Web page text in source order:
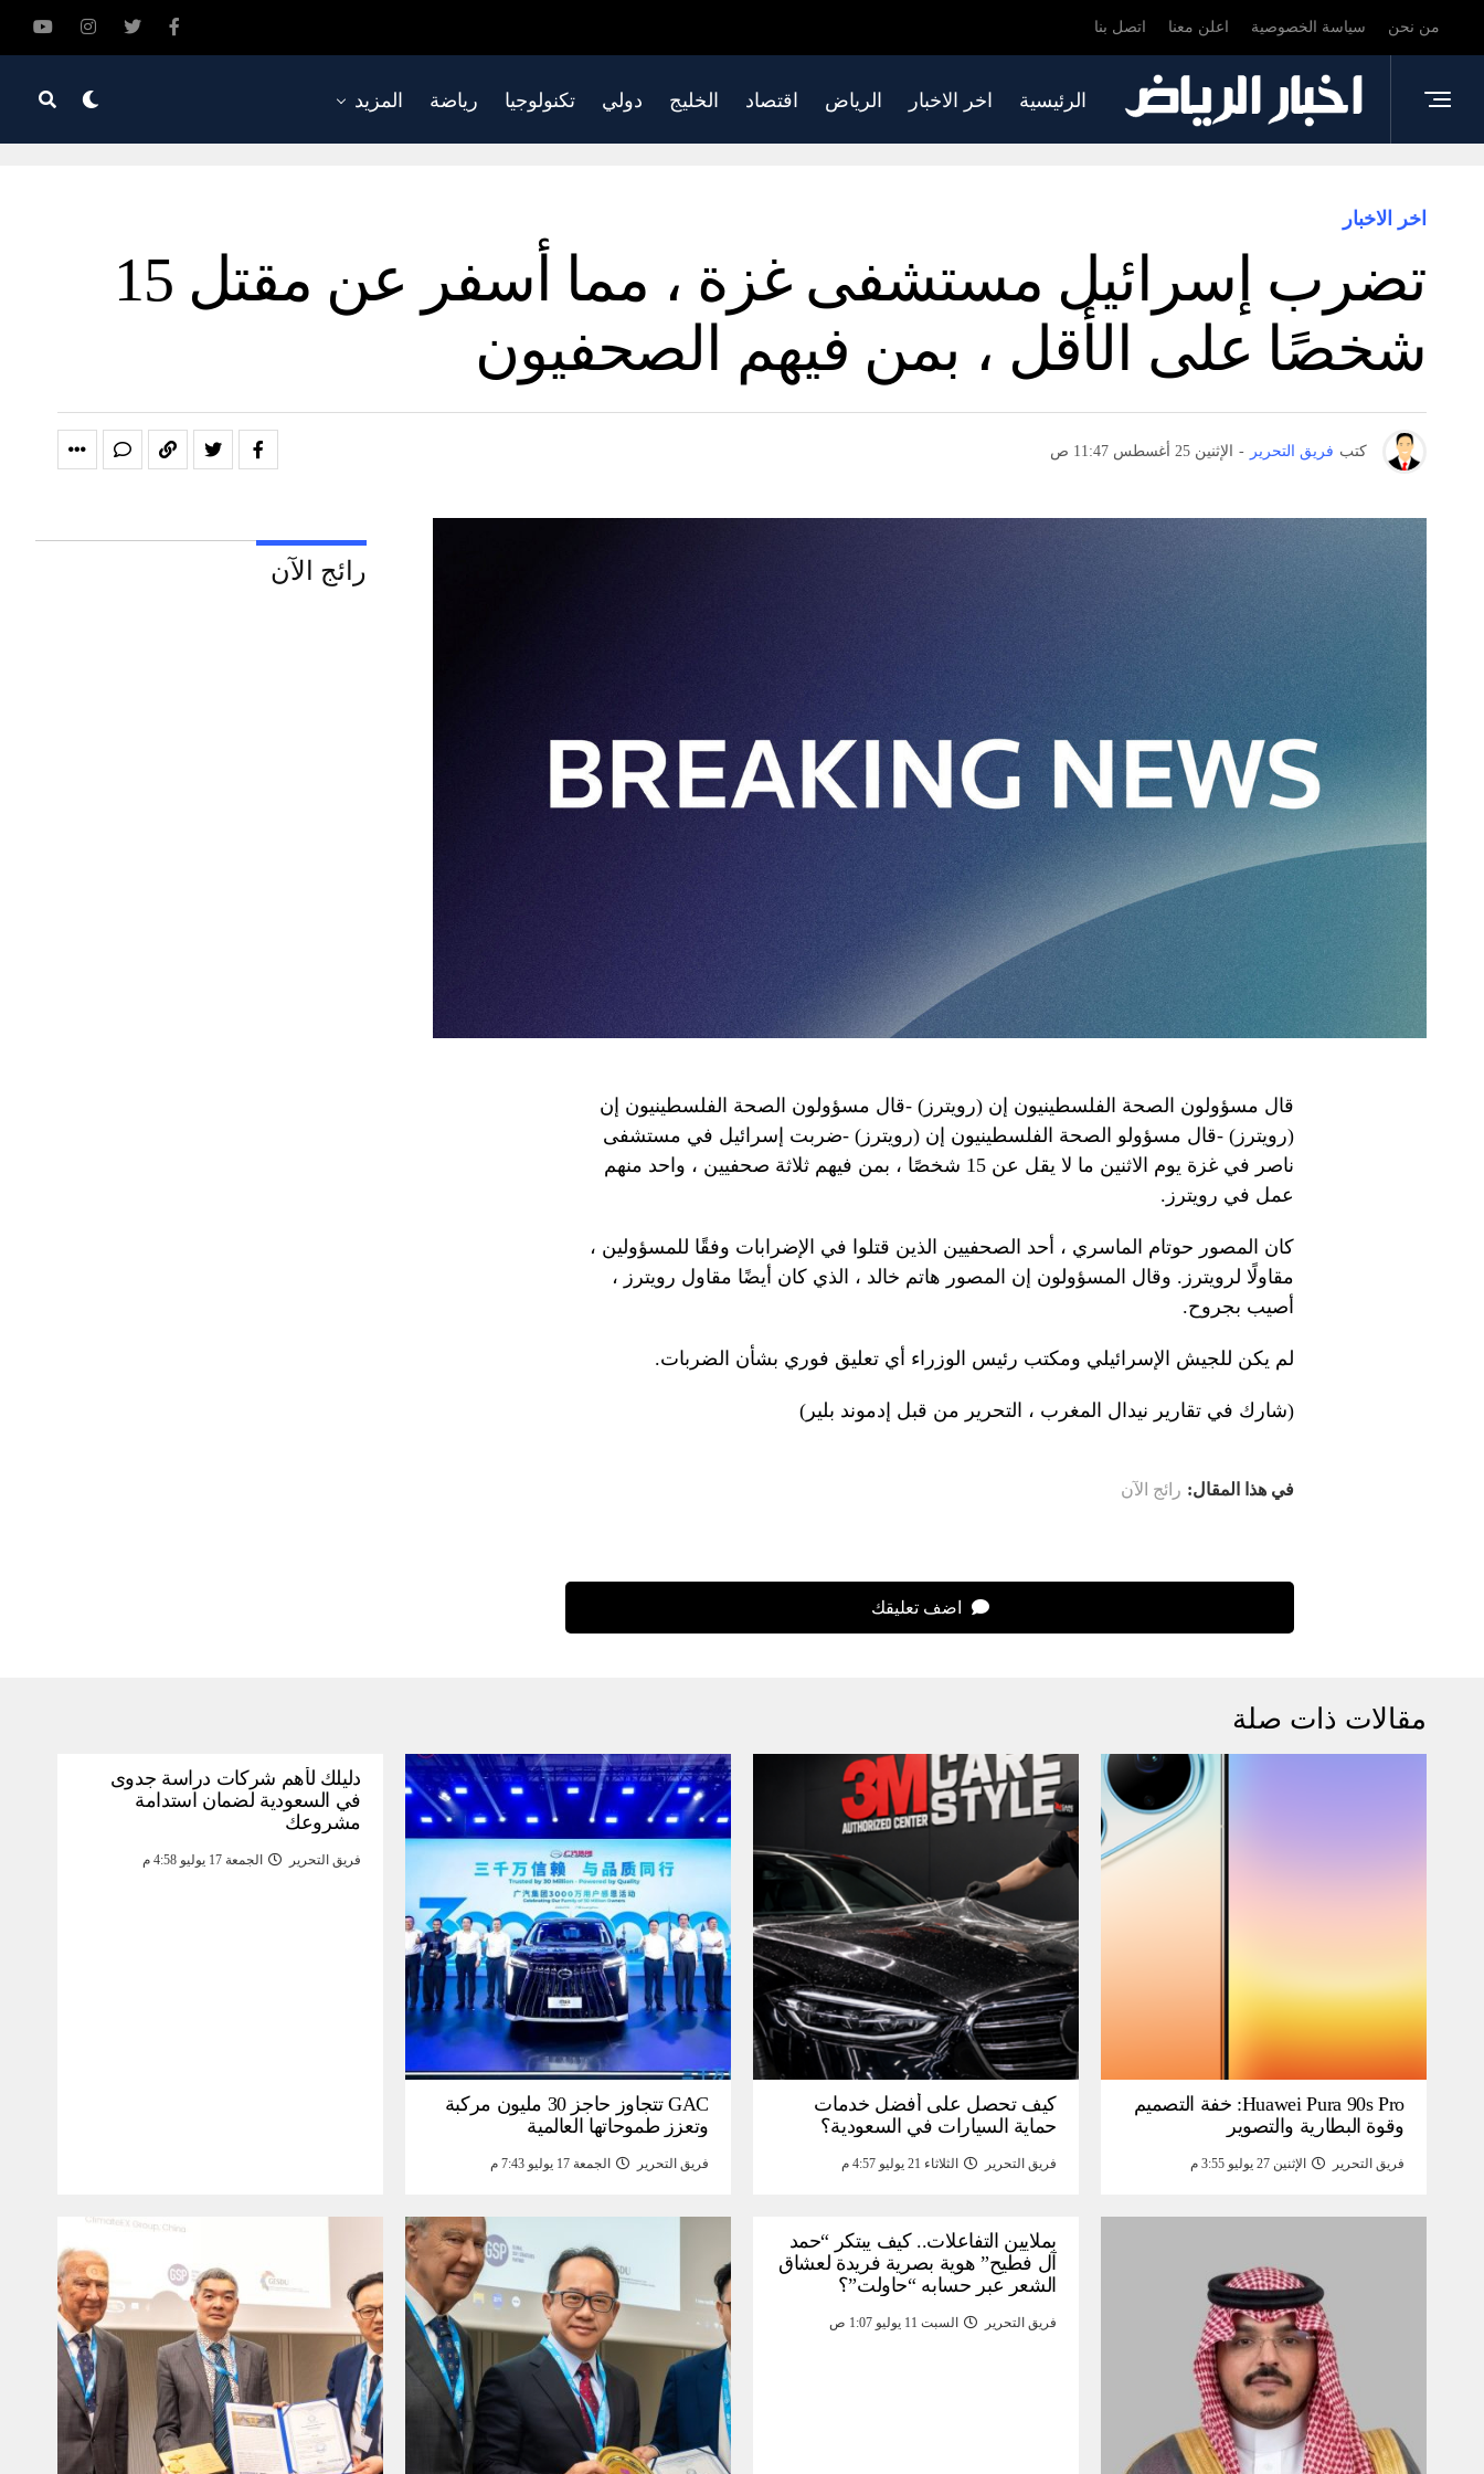
من نحن سياسة الخصوصية اعلن معنا اتصل بنا
الرئيسية اخر الاخبار الرياض اقتصاد الخليج دولي تكنولوجيا رياضة المزيد
اخر الاخبار
تضرب إسرائيل مستشفى غزة ، مما أسفر عن مقتل 15
شخصًا على الأقل ، بمن فيهم الصحفيون
كتب فريق التحرير - الإثنين 25 أغسطس 11:47 ص
قال مسؤولون الصحة الفلسطينيون إن (رويترز) -قال مسؤولون الصحة الفلسطينيون إن
(رويترز) -قال مسؤولو الصحة الفلسطينيون إن (رويترز) -ضربت إسرائيل في مستشفى
ناصر في غزة يوم الاثنين ما لا يقل عن 15 شخصًا ، بمن فيهم ثلاثة صحفيين ، واحد منهم
عمل في رويترز.
كان المصور حوتام الماسري ، أحد الصحفيين الذين قتلوا في الإضرابات وفقًا للمسؤولين ،
مقاولًا لرويترز. وقال المسؤولون إن المصور هاتم خالد ، الذي كان أيضًا مقاول رويترز ،
أصيب بجروح.
لم يكن للجيش الإسرائيلي ومكتب رئيس الوزراء أي تعليق فوري بشأن الضربات.
(شارك في تقارير نيدال المغرب ، التحرير من قبل إدموند بلير)
في هذا المقال: رائج الآن
اضف تعليقك
رائج الآن
مقالات ذات صلة
Huawei Pura 90s Pro: خفة التصميم
وقوة البطارية والتصوير
فريق التحرير الإثنين 27 يوليو 3:55 م
كيف تحصل على أفضل خدمات
حماية السيارات في السعودية؟
فريق التحرير الثلاثاء 21 يوليو 4:57 م
GAC تتجاوز حاجز 30 مليون مركبة
وتعزز طموحاتها العالمية
فريق التحرير الجمعة 17 يوليو 7:43 م
دليلك لأهم شركات دراسة جدوى
في السعودية لضمان استدامة
مشروعك
فريق التحرير الجمعة 17 يوليو 4:58 م
بملايين التفاعلات.. كيف يبتكر “حمد
آل فطيح” هوية بصرية فريدة لعشاق
الشعر عبر حسابه “حاولت”؟
فريق التحرير السبت 11 يوليو 1:07 ص